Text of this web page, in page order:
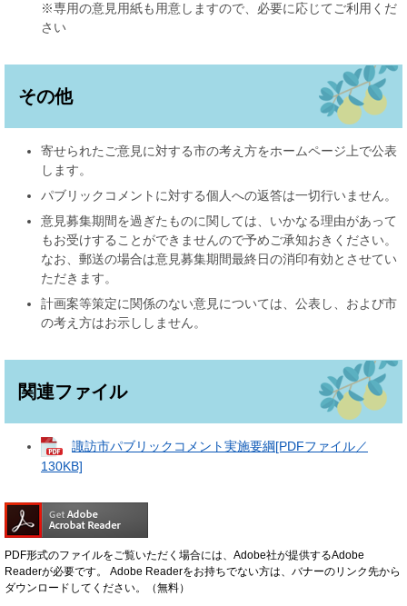
※専用の意見用紙も用意しますので、必要に応じてご利用くだ
さい
その他
寄せられたご意見に対する市の考え方をホームページ上で公表
します。
パブリックコメントに対する個人への返答は一切行いません。
意見募集期間を過ぎたものに関しては、いかなる理由があって
もお受けすることができませんので予めご承知おきください。
なお、郵送の場合は意見募集期間最終日の消印有効とさせてい
ただきます。
計画案等策定に関係のない意見については、公表し、および市
の考え方はお示ししません。
関連ファイル
諏訪市パブリックコメント実施要綱[PDFファイル／
130KB]
PDF形式のファイルをご覧いただく場合には、Adobe社が提供するAdobe
Readerが必要です。
Adobe Readerをお持ちでない方は、バナーのリンク先から
ダウンロードしてください。（無料）